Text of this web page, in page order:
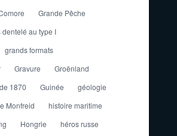
Grande Pêche
au type I
grands formats
Gravure
Groënland
1870 Guinée
géologie
Monfreid
histoire maritime
Hongrie
héros russe